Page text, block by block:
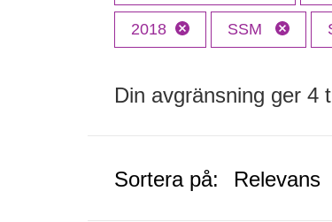
2018 SSM
Din avgränsning ger 4
Sortera på: Relevans